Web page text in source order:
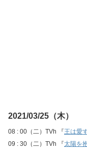
2021/03/25（木）
08 : 00（二）TVh 『王は愛
09 : 30（二）TVh 『太陽を